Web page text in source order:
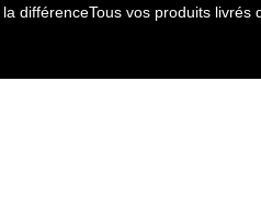
différenceTous vos produits livrés